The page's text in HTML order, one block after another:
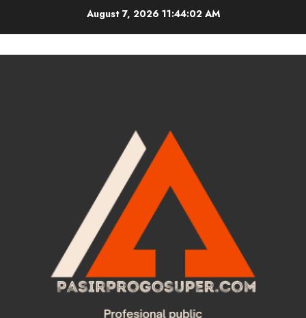
August 7, 2026 11:44:03 AM